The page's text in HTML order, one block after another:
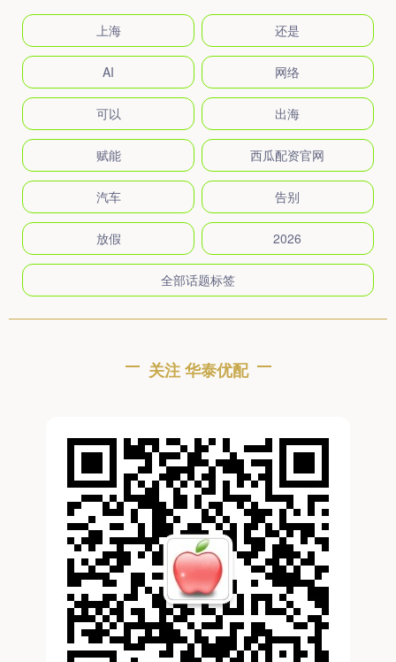
上海 还是
AI 网络
可以 出海
赋能 西瓜配资官网
汽车 告别
放假 2026
全部话题标签
关注 华泰优配